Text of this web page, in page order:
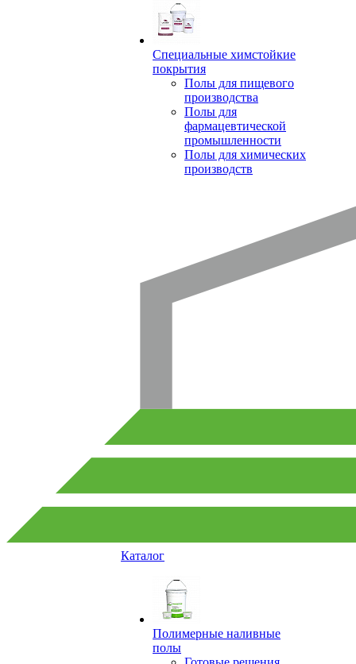
Специальные химстойкие
покрытия
Полы для пищевого
производства
Полы для
фармацевтической
промышленности
Полы для химических
производств
Каталог
Полимерные наливные
полы